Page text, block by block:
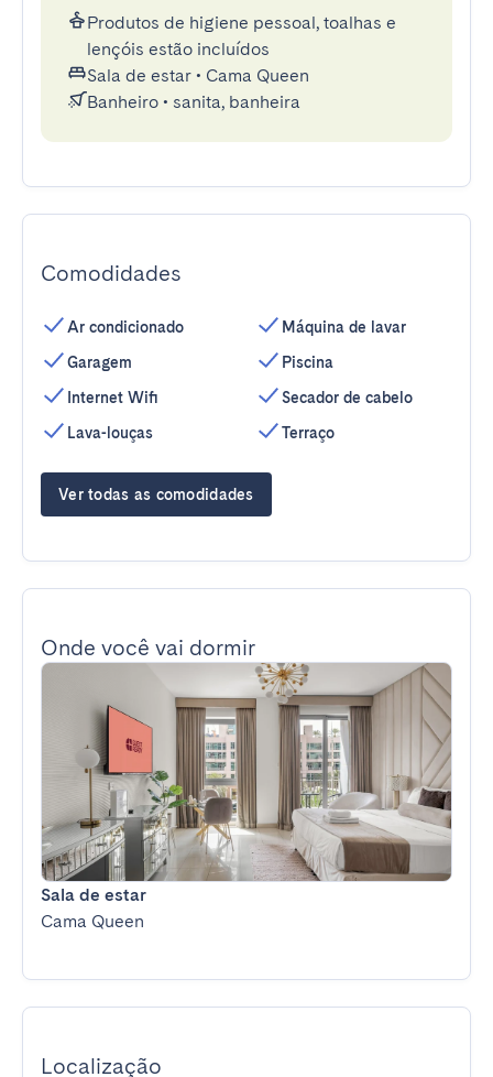
Produtos de higiene pessoal, toalhas e
lençóis estão incluídos
Sala de estar • Cama Queen
Banheiro • sanita, banheira
Comodidades
Ar condicionado
Garagem
Internet Wifi
Lava-louças
Máquina de lavar
Piscina
Secador de cabelo
Terraço
Ver todas as comodidades
Onde você vai dormir
Sala de estar
Cama Queen
Localização